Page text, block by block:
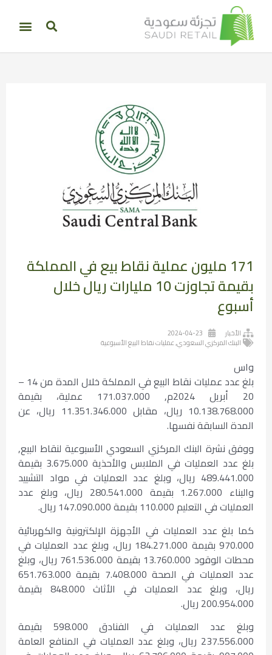
171 مليون عملية نقاط بيع في المملكة
بقيمة تجاوزت 10 مليارات ريال خلال
أسبوع
الأخبار
2024-04-23
البنك المركزي السعودي,عمليات نقاط البيع الأسبوعية
واس
بلغ عدد عمليات نقاط البيع في المملكة خلال المدة من 14 –
20 أبريل 2024م, 171.037.000 عملية، بقيمة
10.138.768.000 ريال، مقابل 11.351.346.000 ريال، عن
المدة السابقة نفسها.
ووفق نشرة البنك المركزي السعودي الأسبوعية لنقاط البيع,
بلغ عدد العمليات في الملابس والأحذية 3.675.000 بقيمة
489.441.000 ريال، وبلغ عدد العمليات في مواد التشييد
والبناء 1.267.000 بقيمة 280.541.000 ريال، وبلغ عدد
العمليات في التعليم 110.000 بقيمة 147.090.000 ريال.
كما بلغ عدد العمليات في الأجهزة الإلكترونية والكهربائية
970.000 بقيمة 184.271.000 ريال، وبلغ عدد العمليات في
محطات الوقود 13.760.000 بقيمة 761.536.000 ريال، وبلغ
عدد العمليات في الصحة 7.408.000 بقيمة 651.763.000
ريال، وبلغ عدد العمليات في الأثاث 848.000 بقيمة
200.954.000 ريال.
وبلغ عدد العمليات في الفنادق 598.000 بقيمة
237.556.000 ريال، وبلغ عدد العمليات في المنافع العامة